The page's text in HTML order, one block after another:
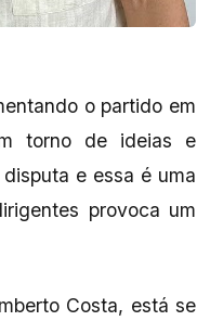
o partido em
torno de ideias e
e essa é uma
provoca um
Costa, está se